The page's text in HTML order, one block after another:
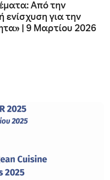
Από την
ενίσχυση για την
| 9 Mαρτίου 2026